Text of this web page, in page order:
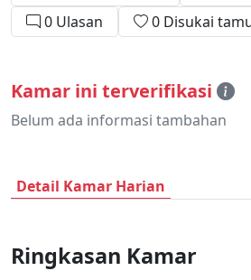
0 Ulasan
0 Disukai
Kamar ini terverifikasi
Belum ada informasi tambahan
Detail Kamar Harian
Ringkasan Kamar